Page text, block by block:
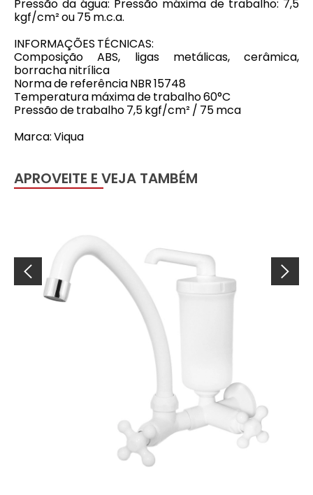
Pressão da água: Pressão máxima de trabalho: 7,5
kgf/cm² ou 75 m.c.a.
INFORMAÇÕES TÉCNICAS:
Composição ABS, ligas metálicas, cerâmica,
borracha nitrílica
Norma de referência NBR 15748
Temperatura máxima de trabalho 60°C
Pressão de trabalho 7,5 kgf/cm² / 75 mca
Marca: Viqua
APROVEITE E VEJA TAMBÉM